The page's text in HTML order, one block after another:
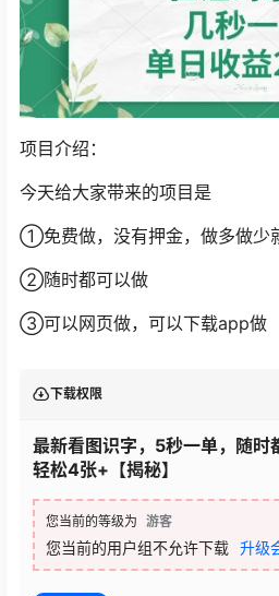
项目介绍：
今天给大家带来的项目是
①免费做，没有押金，做多做少
②随时都可以做
③可以网页做，可以下载app做
下载权限
最新看图识字，5秒一单，随时
轻松4张+【揭秘】
您当前的等级为 游客
您当前的用户组不允许下载 升级